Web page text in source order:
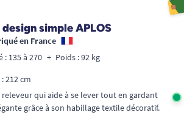
simple APLOS
en France
212 cm
Poids : 92 kg
qui aide à se lever tout en gardant
grâce à son habillage textile décoratif.